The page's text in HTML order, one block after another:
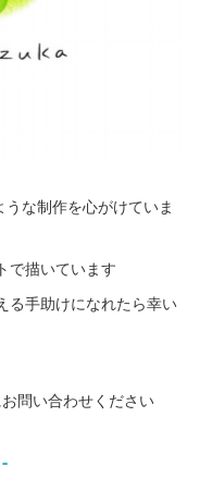
な制作を心がけていま
で描いています
る手助けになれたら幸い
問い合わせください